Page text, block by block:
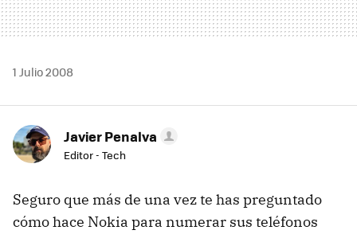
1 Julio 2008
Javier Penalva
Editor - Tech
Seguro que más de una vez te has preguntado
cómo hace Nokia para numerar sus teléfonos